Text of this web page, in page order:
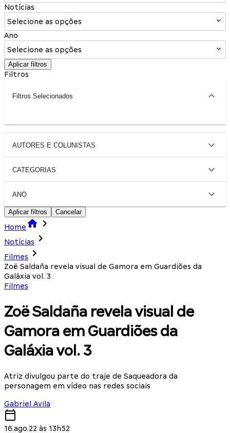
Notícias
Selecione as opções
Ano
Selecione as opções
Aplicar filtros
Filtros
Filtros Selecionados
AUTORES E COLUNISTAS
CATEGORIAS
ANO
Aplicar filtros Cancelar
Home
Notícias
Filmes
Zoë Saldaña revela visual de Gamora em Guardiões da
Galáxia vol. 3
Filmes
Zoë Saldaña revela visual de
Gamora em Guardiões da
Galáxia vol. 3
Atriz divulgou parte do traje de Saqueadora da
personagem em vídeo nas redes sociais
Gabriel Avila
16.ago.22 às 13h52